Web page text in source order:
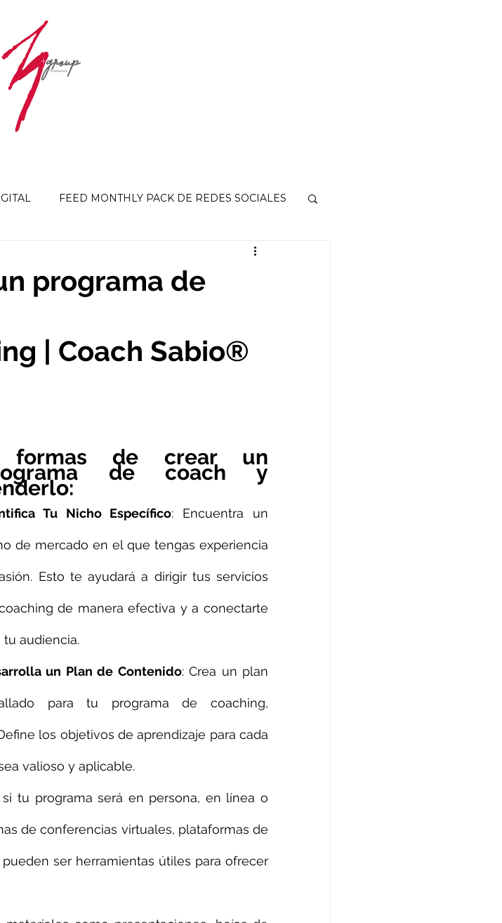
FEED MONTHLY PACK DE REDES SOCIALES
de ventas digitales
programa de
| Coach Sabio®
formas de crear un
de coach y
Tu Nicho Específico: Encuentra un
de mercado en el que tengas experiencia
Esto te ayudará a dirigir tus servicios
de manera efectiva y a conectarte
tu audiencia.
un Plan de Contenido: Crea un plan
para tu programa de coaching,
los objetivos de aprendizaje para cada
valioso y aplicable.
si tu programa será en persona, en línea o
de conferencias virtuales, plataformas de
ser herramientas útiles para ofrecer